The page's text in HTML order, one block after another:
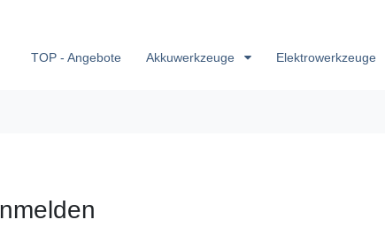
TOP - Angebote Akkuwerkzeuge Elektrowerkzeuge